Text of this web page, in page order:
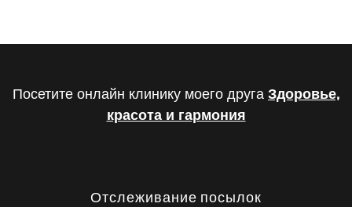
Посетите онлайн клинику моего друга Здоровье,
красота и гармония
Отслеживание посылок